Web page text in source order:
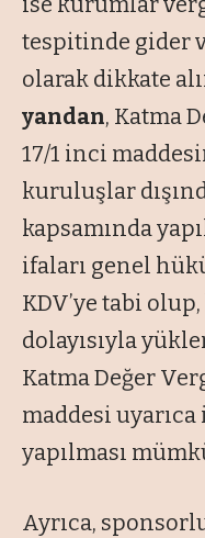
tespitinde gider
olarak dikkate
yandan, Katma
17/1 inci
kuruluşlar
kapsamında
ifaları genel
KDV’ye tabi
dolayısıyla
Katma Değer
maddesi
yapılması
Ayrıca,